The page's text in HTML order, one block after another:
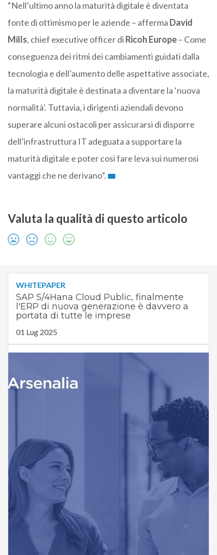
“Nell’ultimo anno la maturità digitale è diventata
fonte di ottimismo per le aziende – afferma David
Mills, chief executive officer di Ricoh Europe– Come
conseguenza dei ritmi dei cambiamenti guidati dalla
tecnologia e dell’aumento delle aspettative associate,
la maturità digitale è destinata a diventare la ‘nuova
normalità’. Tuttavia, i dirigenti aziendali devono
superare alcuni ostacoli per assicurarsi di disporre
dell’infrastruttura IT adeguata a supportare la
maturità digitale e poter così fare leva sui numerosi
vantaggi che ne derivano”.
Valuta la qualità di questo articolo
WHITEPAPER
SAP S/4Hana Cloud Public, finalmente
l'ERP di nuova generazione è davvero a
portata di tutte le imprese
01 Lug 2025